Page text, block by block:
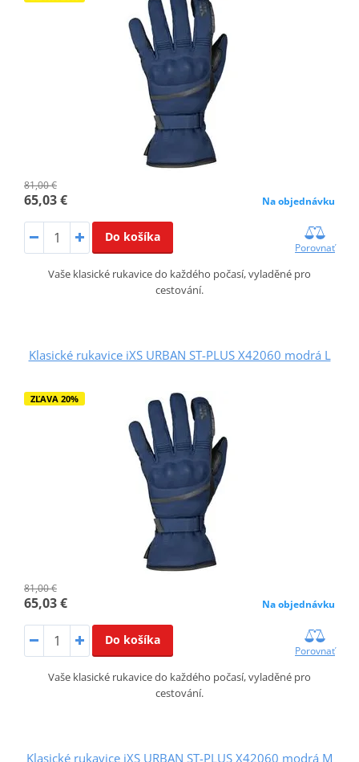
81,00 €
65,03 € Na objednávku
Do košíka
Porovnať
Vaše klasické rukavice do každého počasí, vyladěné pro
cestování.
Klasické rukavice iXS URBAN ST-PLUS X42060 modrá L
ZĽAVA 20%
81,00 €
65,03 € Na objednávku
Do košíka
Porovnať
Vaše klasické rukavice do každého počasí, vyladěné pro
cestování.
Klasické rukavice iXS URBAN ST-PLUS X42060 modrá M